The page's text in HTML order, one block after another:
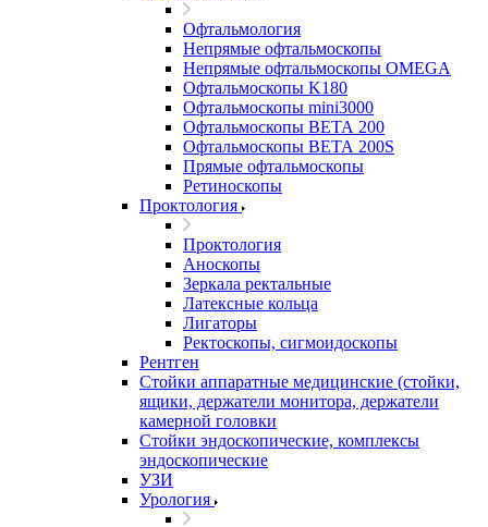
Офтальмология
Непрямые офтальмоскопы
Непрямые офтальмоскопы OMEGA
Офтальмоскопы K180
Офтальмоскопы mini3000
Офтальмоскопы ВЕТА 200
Офтальмоскопы ВЕТА 200S
Прямые офтальмоскопы
Ретиноскопы
Проктология
Проктология
Аноскопы
Зеркала ректальные
Латексные кольца
Лигаторы
Ректоскопы, сигмоидоскопы
Рентген
Стойки аппаратные медицинские (стойки,
ящики, держатели монитора, держатели
камерной головки
Стойки эндоскопические, комплексы
эндоскопические
УЗИ
Урология